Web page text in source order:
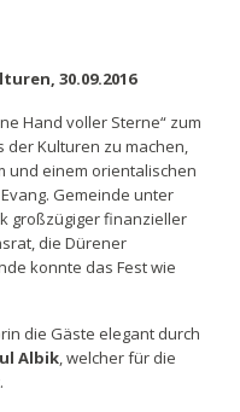
30.09.2016
Hand voller Sterne“ zum
Kulturen zu machen,
und einem orientalischen
Gemeinde unter
großzügiger finanzieller
die Dürener
konnte das Fest wie
die Gäste elegant durch
Albik, welcher für die